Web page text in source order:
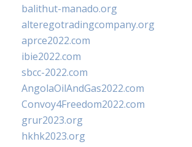
balithut-manado.org
alteregotradingcompany.org
aprce2022.com
ibie2022.com
sbcc-2022.com
AngolaOilAndGas2022.com
Convoy4Freedom2022.com
grur2023.org
hkhk2023.org